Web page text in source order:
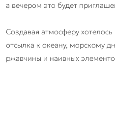
а вечером это будет
Создавая атмосферу
отсылка к океану, морскому
ржавчины и наивных